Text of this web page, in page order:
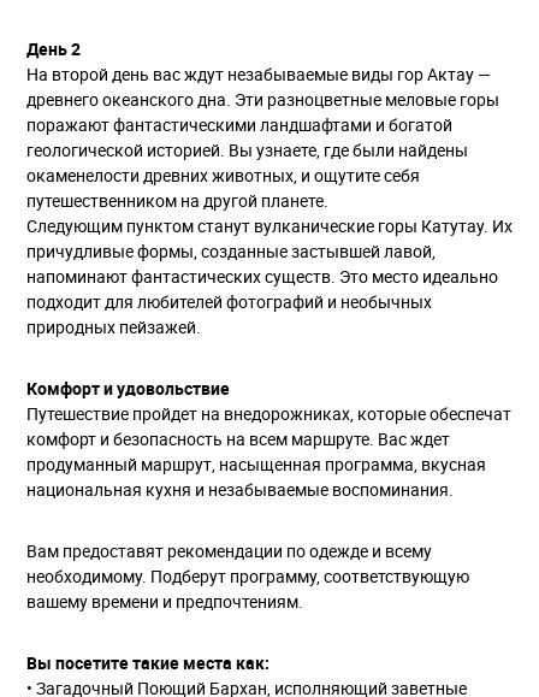
День 2
На второй день вас ждут незабываемые виды гор Актау —
древнего океанского дна. Эти разноцветные меловые горы
поражают фантастическими ландшафтами и богатой
геологической историей. Вы узнаете, где были найдены
окаменелости древних животных, и ощутите себя
путешественником на другой планете.
Следующим пунктом станут вулканические горы Катутау. Их
причудливые формы, созданные застывшей лавой,
напоминают фантастических существ. Это место идеально
подходит для любителей фотографий и необычных
природных пейзажей.
Комфорт и удовольствие
Путешествие пройдет на внедорожниках, которые обеспечат
комфорт и безопасность на всем маршруте. Вас ждет
продуманный маршрут, насыщенная программа, вкусная
национальная кухня и незабываемые воспоминания.
Вам предоставят рекомендации по одежде и всему
необходимому. Подберут программу, соответствующую
вашему времени и предпочтениям.
Вы посетите такие места как:
• Загадочный Поющий Бархан, исполняющий заветные